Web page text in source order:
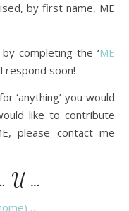
completing the ‘ME
respond soon!
‘anything’ you would
like to contribute
please contact me
U …
…